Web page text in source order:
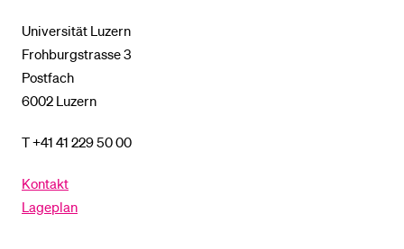
Universität Luzern
Frohburgstrasse 3
Postfach
6002 Luzern
T +41 41 229 50 00
Kontakt
Lageplan